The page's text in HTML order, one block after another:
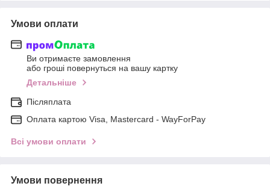
Умови оплати
Ви отримаєте замовлення
або гроші повернуться на вашу картку
Детальніше
Післяплата
Оплата картою Visa, Mastercard - WayForPay
Всі умови оплати
Умови повернення